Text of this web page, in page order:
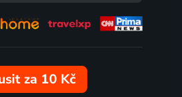
38
za 10 Kč